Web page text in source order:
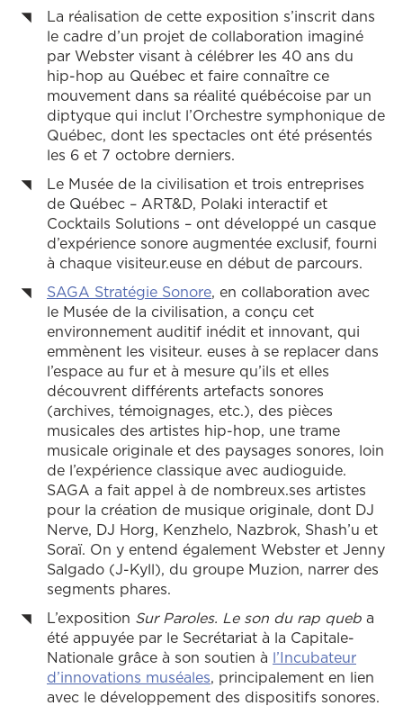
La réalisation de cette exposition s’inscrit dans
le cadre d’un projet de collaboration imaginé
par Webster visant à célébrer les 40 ans du
hip-hop au Québec et faire connaître ce
mouvement dans sa réalité québécoise par un
diptyque qui inclut l’Orchestre symphonique de
Québec, dont les spectacles ont été présentés
les 6 et 7 octobre derniers.
Le Musée de la civilisation et trois entreprises
de Québec – ART&D, Polaki interactif et
Cocktails Solutions – ont développé un casque
d’expérience sonore augmentée exclusif, fourni
à chaque visiteur.euse en début de parcours.
SAGA Stratégie Sonore, en collaboration avec
le Musée de la civilisation, a conçu cet
environnement auditif inédit et innovant, qui
emmènent les visiteur. euses à se replacer dans
l’espace au fur et à mesure qu’ils et elles
découvrent différents artefacts sonores
(archives, témoignages, etc.), des pièces
musicales des artistes hip-hop, une trame
musicale originale et des paysages sonores, loin
de l’expérience classique avec audioguide.
SAGA a fait appel à de nombreux.ses artistes
pour la création de musique originale, dont DJ
Nerve, DJ Horg, Kenzhelo, Nazbrok, Shash’u et
Soraï. On y entend également Webster et Jenny
Salgado (J-Kyll), du groupe Muzion, narrer des
segments phares.
L’exposition Sur Paroles. Le son du rap queb a
été appuyée par le Secrétariat à la Capitale-
Nationale grâce à son soutien à l’Incubateur
d’innovations muséales, principalement en lien
avec le développement des dispositifs sonores.